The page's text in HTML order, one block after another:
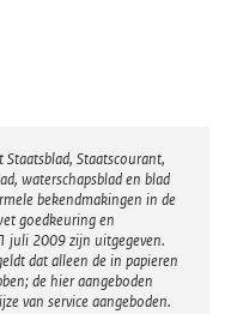
Staatscourant,
waterschapsblad en blad
bekendmakingen in de
goedkeuring en
juli 2009 zijn uitgegeven.
dat alleen de in papieren
de hier aangeboden
van service aangeboden.